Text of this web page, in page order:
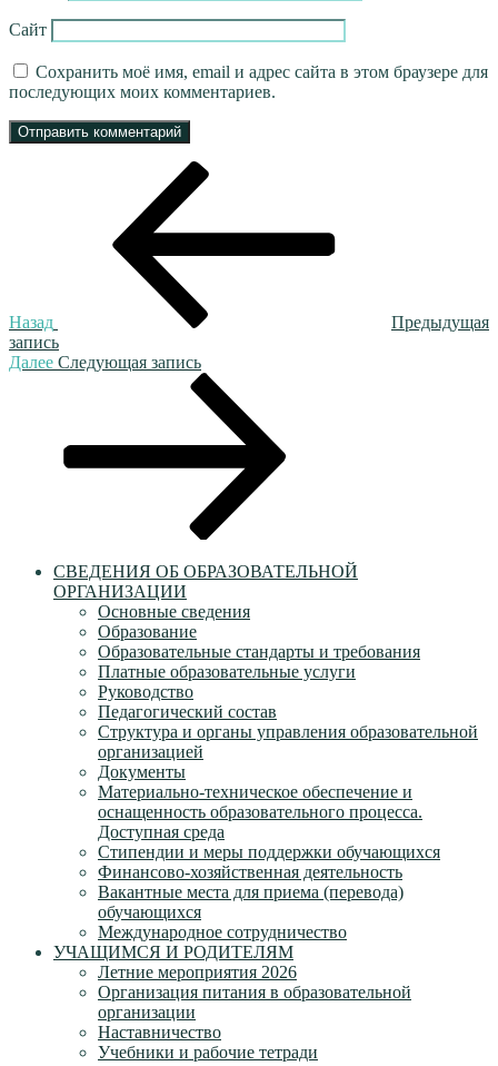
Сайт
Сохранить моё имя, email и адрес сайта в этом браузере для
последующих моих комментариев.
Назад
Предыдущая
запись
Следующая
Далее Следующая запись
СВЕДЕНИЯ ОБ ОБРАЗОВАТЕЛЬНОЙ
ОРГАНИЗАЦИИ
Основные сведения
Образование
Образовательные стандарты и требования
Платные образовательные услуги
Руководство
Педагогический состав
Структура и органы управления образовательной
организацией
Документы
Материально-техническое обеспечение и
оснащенность образовательного процесса.
Доступная среда
Стипендии и меры поддержки обучающихся
Финансово-хозяйственная деятельность
Вакантные места для приема (перевода)
обучающихся
Международное сотрудничество
УЧАЩИМСЯ И РОДИТЕЛЯМ
Летние мероприятия 2026
Организация питания в образовательной
организации
Наставничество
Учебники и рабочие тетради